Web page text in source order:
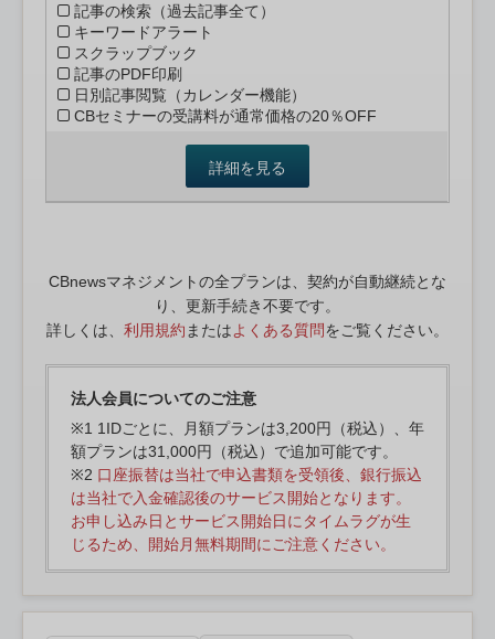
記事の検索（過去記事全て）
キーワードアラート
スクラップブック
記事のPDF印刷
日別記事閲覧（カレンダー機能）
CBセミナーの受講料が通常価格の20％OFF
詳細を見る
CBnewsマネジメントの全プランは、契約が自動継続とな
り、更新手続き不要です。
詳しくは、 利用規約 またはよくある質問をご覧ください。
法人会員についてのご注意
※1 1IDごとに、月額プランは3,200円（税込）、年
額プランは31,000円（税込）で追加可能です。
※2 口座振替は当社で申込書類を受領後、銀行振込
は当社で入金確認後のサービス開始となります。
お申し込み日とサービス開始日にタイムラグが生
じるため、開始月無料期間にご注意ください。